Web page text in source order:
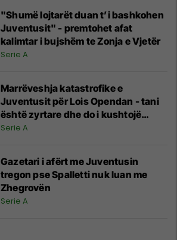
"Shumë lojtarët duan t’i bashkohen
Juventusit" - premtohet afat
kalimtar i bujshëm te Zonja e Vjetër
Serie A
Marrëveshja katastrofike e
Juventusit për Lois Opendan - tani
është zyrtare dhe do i kushtojë
shumë klubit
Serie A
Gazetari i afërt me Juventusin
tregon pse Spalletti nuk luan me
Zhegrovën
Serie A